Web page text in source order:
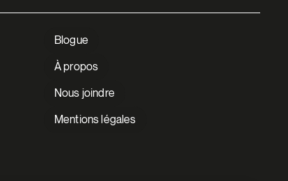
Blogue
À propos
Nous joindre
Mentions légales